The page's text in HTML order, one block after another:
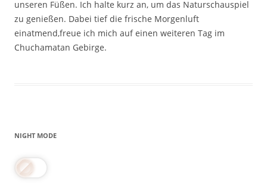
unseren Füßen. Ich halte kurz an, um das Naturschauspiel
zu genießen. Dabei tief die frische Morgenluft
einatmend,freue ich mich auf einen weiteren Tag im
Chuchamatan Gebirge.
NIGHT MODE